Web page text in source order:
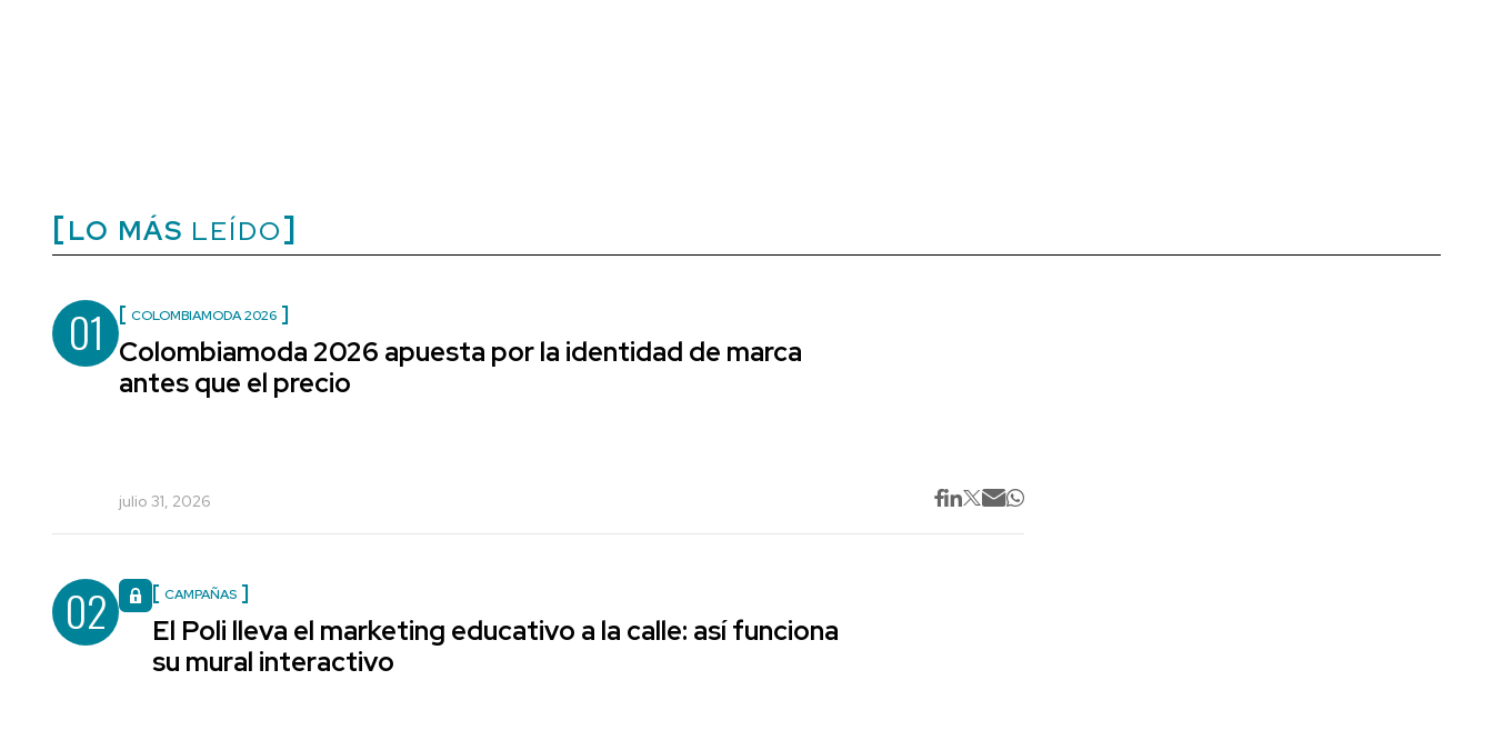
LO MÁS LEÍDO
01 COLOMBIAMODA 2026
Colombiamoda 2026 apuesta por la identidad de marca
antes que el precio
julio 31, 2026
02 CAMPAÑAS
El Poli lleva el marketing educativo a la calle: así funciona
su mural interactivo